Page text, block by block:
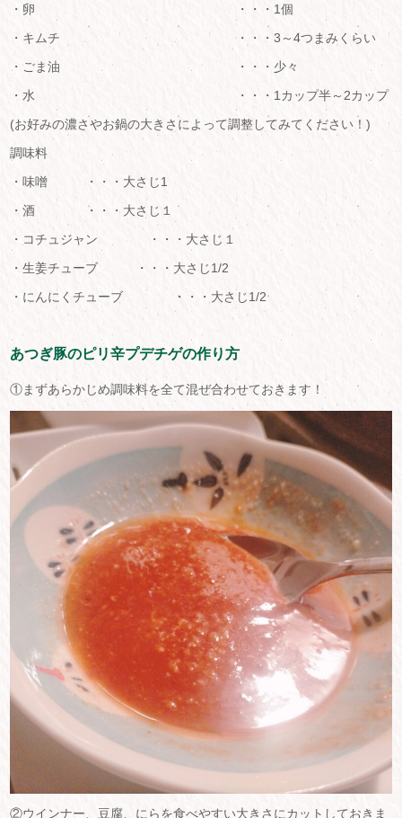
・卵 ・・・1個
・キムチ ・・・3～4つまみくらい
・ごま油 ・・・少々
・水 ・・・1カップ半～2カップ
(お好みの濃さやお鍋の大きさによって調整してみてください！)
調味料
・味噌 ・・・大さじ1
・酒 ・・・大さじ１
・コチュジャン ・・・大さじ１
・生姜チューブ ・・・大さじ1/2
・にんにくチューブ ・・・大さじ1/2
あつぎ豚のピリ辛プデチゲの作り方
①まずあらかじめ調味料を全て混ぜ合わせておきます！
②ウインナー、豆腐、にらを食べやすい大きさにカットしておきま